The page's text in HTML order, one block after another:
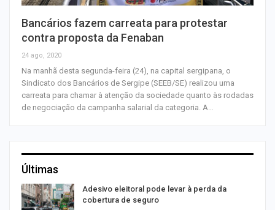
Bancários fazem carreata para protestar
contra proposta da Fenaban
24 ago, 2020
Na manhã desta segunda-feira (24), na capital sergipana, o
Sindicato dos Bancários de Sergipe (SEEB/SE) realizou uma
carreata para chamar à atenção da sociedade quanto às rodadas
de negociação da campanha salarial da categoria. A…
Últimas
Adesivo eleitoral pode levar à perda da
cobertura de seguro